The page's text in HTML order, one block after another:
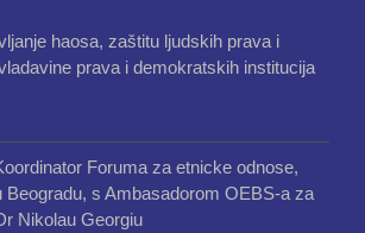
haosa, zaštitu ljudskih prava i
prava i demokratskih institucija
Foruma za etnicke odnose,
Beogradu, s Ambasadorom OEBS-a za
Nikolau Georgiu